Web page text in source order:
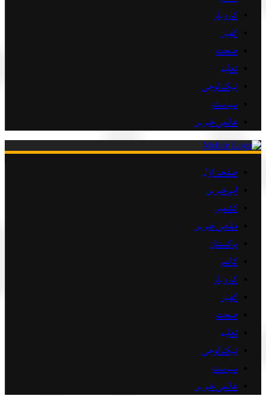
کاروبار
کھیل
صحت
تعلیم
ٹیکنالوجی
سیاست
عالمی خبریں
صفحہ اوّل
اہم خبریں
کشمیر
مقامی خبریں
پاکستان
کالمز
کاروبار
کھیل
صحت
تعلیم
ٹیکنالوجی
سیاست
عالمی خبریں